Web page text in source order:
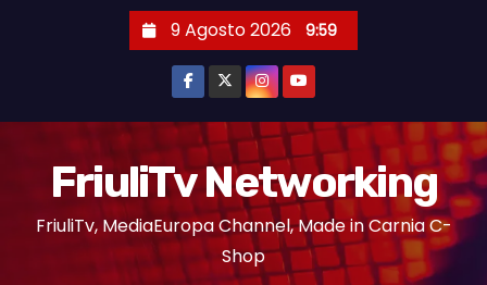
9 Agosto 2026 9:59
FriuliTv Networking
FriuliTv, MediaEuropa Channel, Made in Carnia C-
Shop